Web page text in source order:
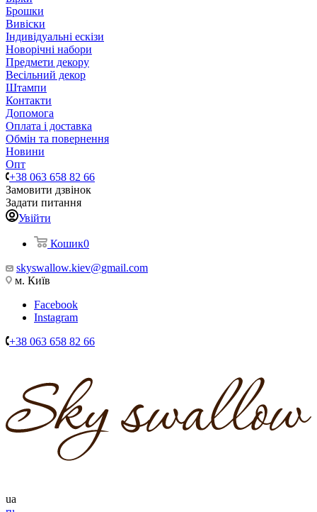
Брошки
Вивіски
Індивідуальні ескізи
Новорічні набори
Предмети декору
Весільний декор
Штампи
Контакти
Допомога
Оплата і доставка
Обмін та повернення
Новини
Опт
+38 063 658 82 66
Замовити дзвінок
Задати питання
Увійти
Кошик0
skyswallow.kiev@gmail.com
м. Київ
Facebook
Instagram
+38 063 658 82 66
ua